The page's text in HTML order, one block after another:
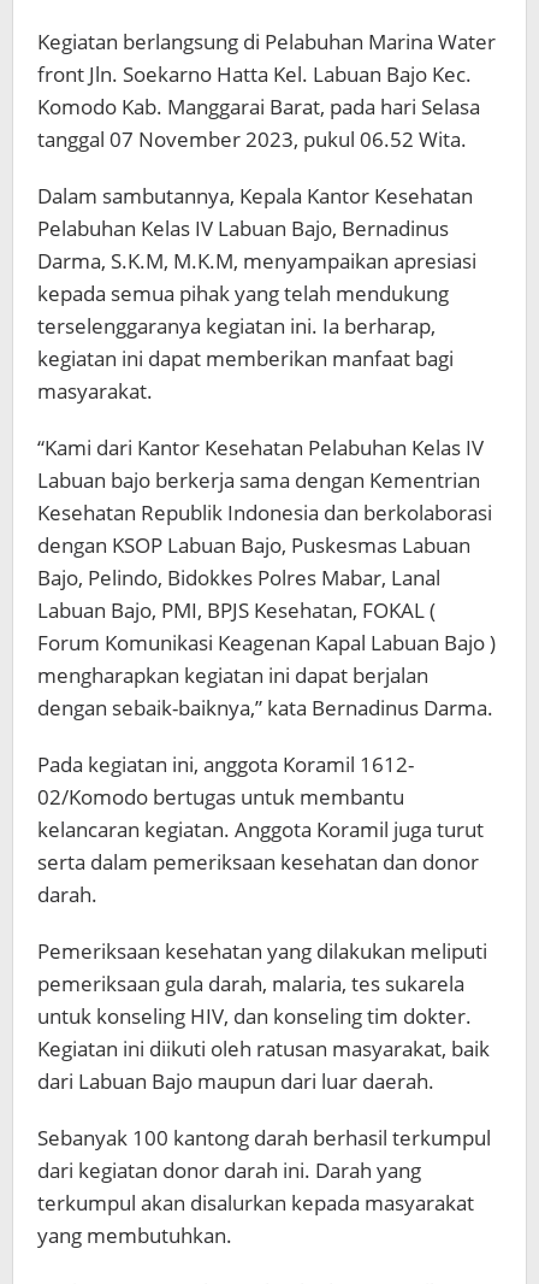
Kegiatan berlangsung di Pelabuhan Marina Water
front Jln. Soekarno Hatta Kel. Labuan Bajo Kec.
Komodo Kab. Manggarai Barat, pada hari Selasa
tanggal 07 November 2023, pukul 06.52 Wita.
Dalam sambutannya, Kepala Kantor Kesehatan
Pelabuhan Kelas IV Labuan Bajo, Bernadinus
Darma, S.K.M, M.K.M, menyampaikan apresiasi
kepada semua pihak yang telah mendukung
terselenggaranya kegiatan ini. Ia berharap,
kegiatan ini dapat memberikan manfaat bagi
masyarakat.
“Kami dari Kantor Kesehatan Pelabuhan Kelas IV
Labuan bajo berkerja sama dengan Kementrian
Kesehatan Republik Indonesia dan berkolaborasi
dengan KSOP Labuan Bajo, Puskesmas Labuan
Bajo, Pelindo, Bidokkes Polres Mabar, Lanal
Labuan Bajo, PMI, BPJS Kesehatan, FOKAL (
Forum Komunikasi Keagenan Kapal Labuan Bajo )
mengharapkan kegiatan ini dapat berjalan
dengan sebaik-baiknya,” kata Bernadinus Darma.
Pada kegiatan ini, anggota Koramil 1612-
02/Komodo bertugas untuk membantu
kelancaran kegiatan. Anggota Koramil juga turut
serta dalam pemeriksaan kesehatan dan donor
darah.
Pemeriksaan kesehatan yang dilakukan meliputi
pemeriksaan gula darah, malaria, tes sukarela
untuk konseling HIV, dan konseling tim dokter.
Kegiatan ini diikuti oleh ratusan masyarakat, baik
dari Labuan Bajo maupun dari luar daerah.
Sebanyak 100 kantong darah berhasil terkumpul
dari kegiatan donor darah ini. Darah yang
terkumpul akan disalurkan kepada masyarakat
yang membutuhkan.